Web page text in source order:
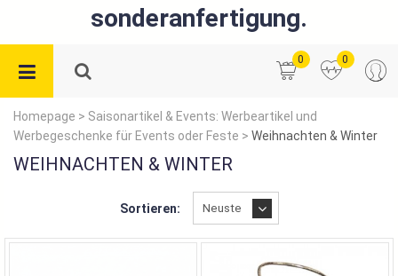
sonderanfertigung.
0 0
Homepage > Saisonartikel & Events: Werbeartikel und
Werbegeschenke für Events oder Feste > Weihnachten & Winter
WEIHNACHTEN & WINTER
Sortieren: